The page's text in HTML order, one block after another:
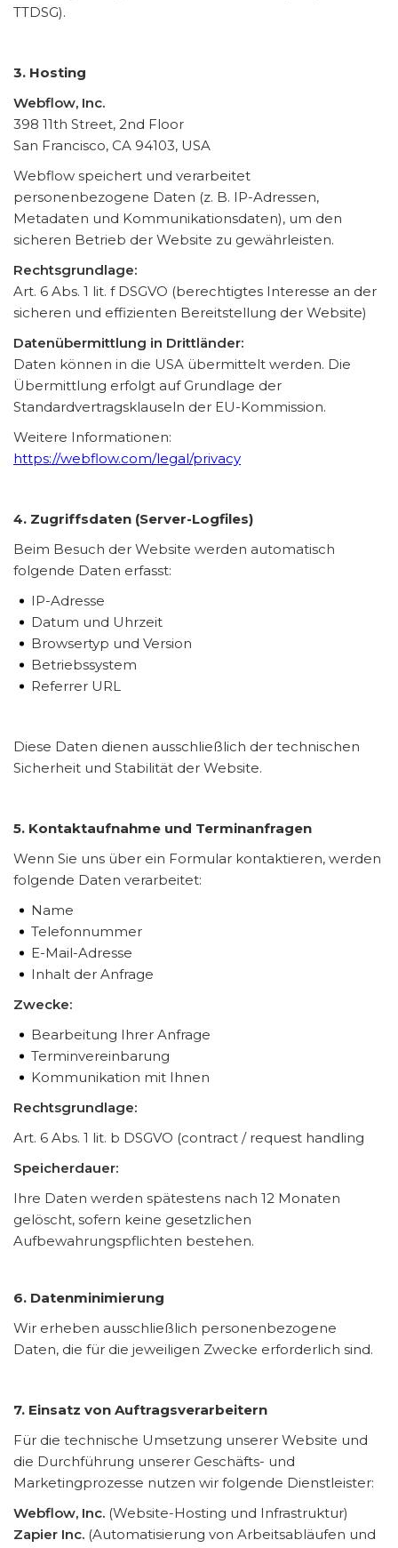
TTDSG).
3. Hosting
Webflow, Inc.
398 11th Street, 2nd Floor
San Francisco, CA 94103, USA
Webflow speichert und verarbeitet
personenbezogene Daten (z. B. IP-Adressen,
Metadaten und Kommunikationsdaten), um den
sicheren Betrieb der Website zu gewährleisten.
Rechtsgrundlage:
Art. 6 Abs. 1 lit. f DSGVO (berechtigtes Interesse an der
sicheren und effizienten Bereitstellung der Website)
Datenübermittlung in Drittländer:
Daten können in die USA übermittelt werden. Die
Übermittlung erfolgt auf Grundlage der
Standardvertragsklauseln der EU-Kommission.
Weitere Informationen:
https://webflow.com/legal/privacy
4. Zugriffsdaten (Server-Logfiles)
Beim Besuch der Website werden automatisch
folgende Daten erfasst:
IP-Adresse
Datum und Uhrzeit
Browsertyp und Version
Betriebssystem
Referrer URL
Diese Daten dienen ausschließlich der technischen
Sicherheit und Stabilität der Website.
5. Kontaktaufnahme und Terminanfragen
Wenn Sie uns über ein Formular kontaktieren, werden
folgende Daten verarbeitet:
Name
Telefonnummer
E-Mail-Adresse
Inhalt der Anfrage
Zwecke:
Bearbeitung Ihrer Anfrage
Terminvereinbarung
Kommunikation mit Ihnen
Rechtsgrundlage:
Art. 6 Abs. 1 lit. b DSGVO (contract / request handling
Speicherdauer:
Ihre Daten werden spätestens nach 12 Monaten
gelöscht, sofern keine gesetzlichen
Aufbewahrungspflichten bestehen.
6. Datenminimierung
Wir erheben ausschließlich personenbezogene
Daten, die für die jeweiligen Zwecke erforderlich sind.
7. Einsatz von Auftragsverarbeitern
Für die technische Umsetzung unserer Website und
die Durchführung unserer Geschäfts- und
Marketingprozesse nutzen wir folgende Dienstleister:
Webflow, Inc. (Website-Hosting und Infrastruktur)
Zapier Inc. (Automatisierung von Arbeitsabläufen und